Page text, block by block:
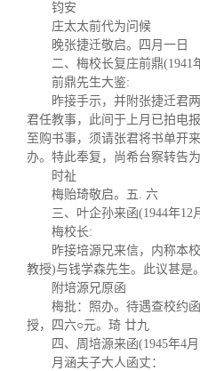
钧安
庄太太前代为问候
晚张捷迁敬启。四月一日
二、梅校长复庄前鼎(1941
前鼎先生大鉴:
昨接手示，并附张捷迁君
君任教事，此间于上月已拍电
至购书事，须请张君将书单开
办。特此奉复，尚希台察转告
时祉
梅贻琦敬启。五. 六
三、叶企孙来函(1944年12
梅校长:
昨接培源兄来信，内称本
教授)与钱学森先生。此议甚是
附培源兄原函
梅批：照办。待遇查校约
授，四六○元。琦 廿九
四、周培源来函(1945年4
月涵夫子大人函丈：